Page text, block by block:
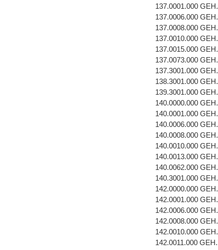
137.0001.000
137.0006.000
137.0008.000
137.0010.000
137.0015.000
137.0073.000
137.3001.000
138.3001.000
139.3001.000
140.0000.000
140.0001.000
140.0006.000
140.0008.000
140.0010.000
140.0013.000
140.0062.000
140.3001.000
142.0000.000
142.0001.000
142.0006.000
142.0008.000
142.0010.000
142.0011.000